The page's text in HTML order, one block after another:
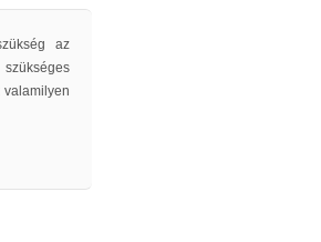
az
szükséges
valamilyen